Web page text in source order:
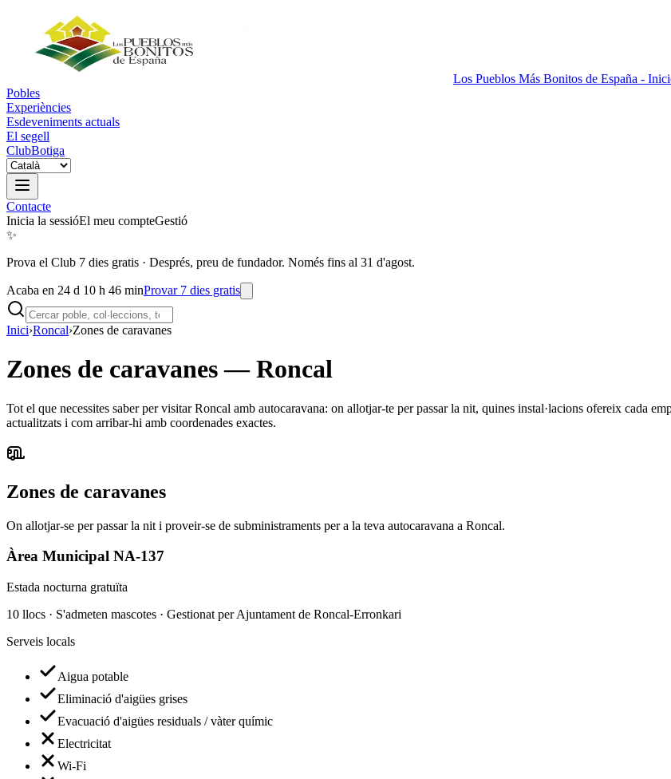
Los Pueblos Más Bonitos de España -
Pobles
Experiències
Esdeveniments actuals
El segell
ClubBotiga
Contacte
Inicia la sessióEl meu compteGestió
✨
Prova el Club 7 dies gratis · Després, preu de fundador. Només fins al 31 d'agost.
Acaba en 24 d 10 h 46 minProvar 7 dies gratis
Inici›Roncal›Zones de caravanes
Zones de caravanes—Roncal
Tot el que necessites saber per visitar Roncal amb autocaravana: on allotjar-te per passar la nit, quines instal·lacions ofereix cada
actualitzats i com arribar-hi amb coordenades exactes.
Zones de caravanes
On allotjar-se per passar la nit i proveir-se de subministraments per a la teva autocaravana a Roncal.
Àrea Municipal NA-137
Estada nocturna gratuïta
10 llocs · S'admeten mascotes · Gestionat per Ajuntament de Roncal-Erronkari
Serveis locals
Aigua potable
Eliminació d'aigües grises
Evacuació d'aigües residuals / vàter químic
Electricitat
Wi-Fi